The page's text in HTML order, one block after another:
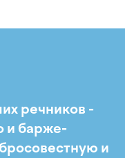
речников -
и барже-
и